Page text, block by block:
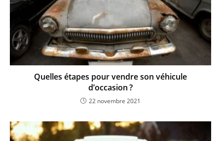
Quelles étapes pour vendre son véhicule
d’occasion ?
22 novembre 2021